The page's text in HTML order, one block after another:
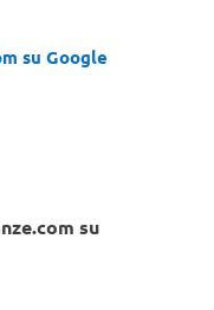
su Google
su